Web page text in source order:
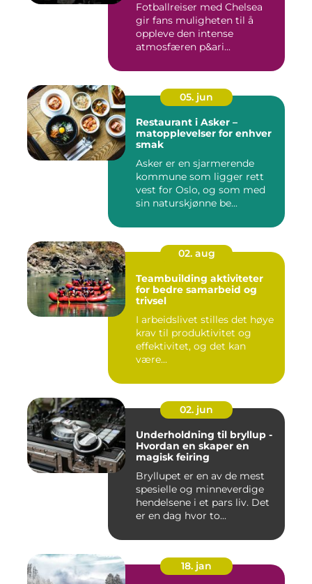
Fotballreiser med Chelsea
gir fans muligheten til å
oppleve den intense
atmosfæren p&ari...
05. jun
Restaurant i Asker –
matopplevelser for enhver
smak
Asker er en sjarmerende
kommune som ligger rett
vest for Oslo, og som med
sin naturskjønne be...
02. aug
Teambuilding aktiviteter
for bedre samarbeid og
trivsel
I arbeidslivet stilles det høye
krav til produktivitet og
effektivitet, og det kan
være...
02. jun
Underholdning til bryllup -
Hvordan en skaper en
magisk feiring
Bryllupet er en av de mest
spesielle og minneverdige
hendelsene i et pars liv. Det
er en dag hvor to...
18. jan